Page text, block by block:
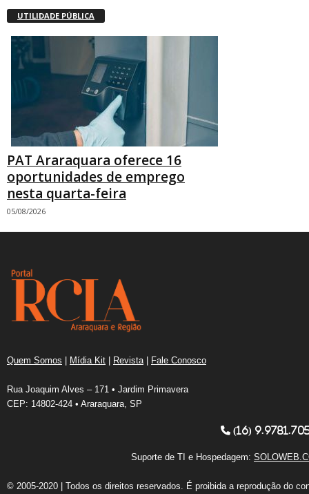
UTILIDADE PÚBLICA
PAT Araraquara oferece 16
oportunidades de emprego
nesta quarta-feira
05/08/2026
Quem Somos | Mídia Kit | Revista | Fale Conosco
Rua Joaquim Alves – 171 • Jardim Primavera
CEP: 14802-424 • Araraquara, SP
(16)
Suporte de TI e Hospedagem:
© 2005-2020 | Todos os direitos reservados. É proibida a reprodução do